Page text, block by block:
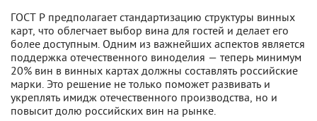
ГОСТ Р предполагает стандартизацию структуры винных
карт, что облегчает выбор вина для гостей и делает его
более доступным. Одним из важнейших аспектов является
поддержка отечественного виноделия — теперь минимум
20% вин в винных картах должны составлять российские
марки. Это решение не только поможет развивать и
укреплять имидж отечественного производства, но и
повысит долю российских вин на рынке.